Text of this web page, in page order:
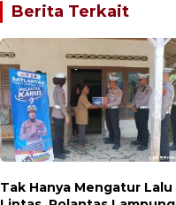
Berita Terkait
Tak Hanya Mengatur Lalu